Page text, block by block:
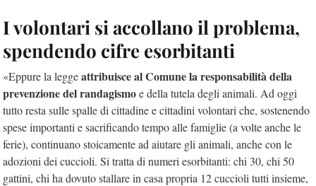
I volontari si accollano il problema,
spendendo cifre esorbitanti
«Eppure la leggeattribuisce al Comune la responsabilità della
prevenzione del randagismoe della tutela degli animali. Ad oggi
tutto resta sulle spalle di cittadine e cittadini volontari che, sostenendo
spese importanti e sacrificando tempo alle famiglie (a volte anche le
ferie), continuano stoicamente ad aiutare gli animali, anche con le
adozioni dei cuccioli. Si tratta di numeri esorbitanti: chi 30, chi 50
gattini, chi ha dovuto stallare in casa propria 12 cuccioli tutti insieme,